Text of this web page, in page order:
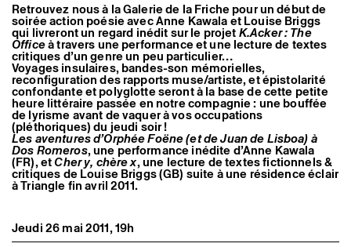
Retrouvez nous à la Galerie de la Friche pour un début de
soirée action poésie avec Anne Kawala et Louise Briggs
qui livreront un regard inédit sur le projetK.Acker : The
Officeà travers une performance et une lecture de textes
critiques d’un genre un peu particulier…
Voyages insulaires, bandes-son mémorielles,
reconfiguration des rapports muse/artiste, et épistolarité
confondante et polyglotte seront à la base de cette petite
heure littéraire passée en notre compagnie : une bouffée
de lyrisme avant de vaquer à vos occupations
(pléthoriques) du jeudi soir !
Les aventures d’Orphée Foëne (et de Juan de Lisboa) à
Dos Romeros, une performance inédite d’Anne Kawala
(FR), etCher y, chère x, une lecture de textes fictionnels &
critiques de Louise Briggs (GB) suite à une résidence éclair
à Triangle fin avril 2011.
Jeudi 26 mai 2011, 19h